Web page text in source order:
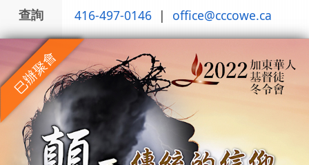
查詢 416-497-0146| office@cccowe.ca